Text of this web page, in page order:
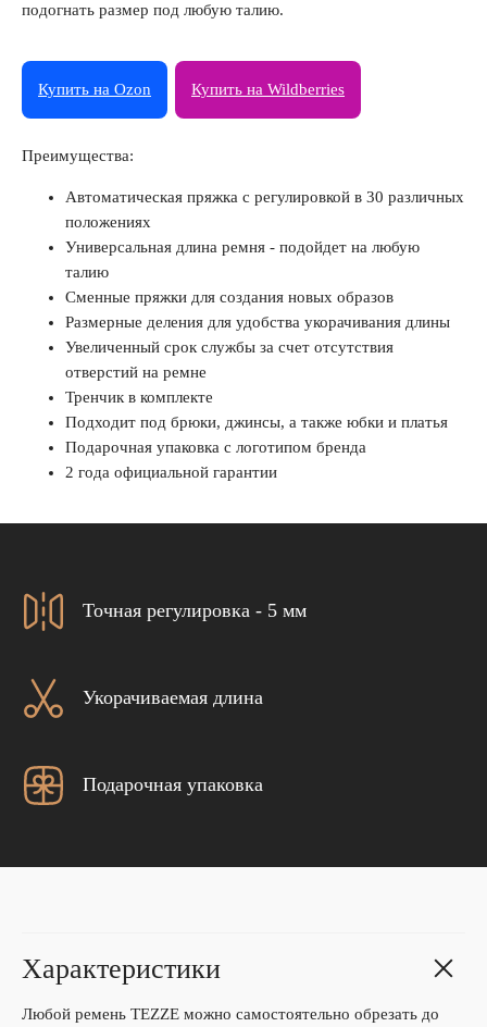
подогнать размер под любую талию.
Купить на Ozon Купить на Wildberries
Преимущества:
Автоматическая пряжка с регулировкой в 30 различных
положениях
Универсальная длина ремня - подойдет на любую
талию
Сменные пряжки для создания новых образов
Размерные деления для удобства укорачивания длины
Увеличенный срок службы за счет отсутствия
отверстий на ремне
Тренчик в комплекте
Подходит под брюки, джинсы, а также юбки и платья
Подарочная упаковка с логотипом бренда
2 года официальной гарантии
Точная регулировка - 5 мм
Укорачиваемая длина
Подарочная упаковка
Характеристики
Любой ремень TEZZE можно самостоятельно обрезать до